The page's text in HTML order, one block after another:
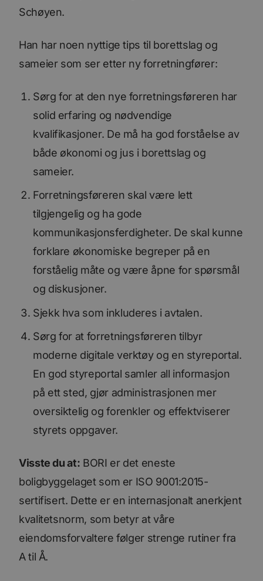
Schøyen.
Han har noen nyttige tips til borettslag og
sameier som ser etter ny forretningfører:
Sørg for at den nye forretningsføreren har
solid erfaring og nødvendige
kvalifikasjoner. De må ha god forståelse av
både økonomi og jus i borettslag og
sameier.
Forretningsføreren skal være lett
tilgjengelig og ha gode
kommunikasjonsferdigheter. De skal kunne
forklare økonomiske begreper på en
forståelig måte og være åpne for spørsmål
og diskusjoner.
Sjekk hva som inkluderes i avtalen.
Sørg for at forretningsføreren tilbyr
moderne digitale verktøy og en styreportal.
En god styreportal samler all informasjon
på ett sted, gjør administrasjonen mer
oversiktelig og forenkler og effektviserer
styrets oppgaver.
Visste du at: BORI er det eneste
boligbyggelaget som er ISO 9001:2015-
sertifisert. Dette er en internasjonalt anerkjent
kvalitetsnorm, som betyr at våre
eiendomsforvaltere følger strenge rutiner fra
A til Å.